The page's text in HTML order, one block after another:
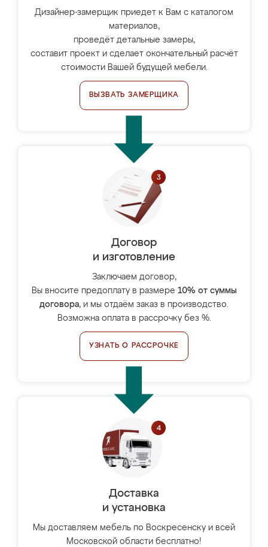
Дизайнер-замерщик приедет к Вам с каталогом
материалов,
проведёт детальные замеры,
составит проект и сделает окончательный расчёт
стоимости Вашей будущей мебели.
ВЫЗВАТЬ ЗАМЕРЩИКА
Договор
и изготовление
Заключаем договор,
Вы вносите предоплату в размере 10% от суммы
договора, и мы отдаём заказ в производство.
Возможна оплата в рассрочку без %.
УЗНАТЬ О РАССРОЧКЕ
Доставка
и установка
Мы доставляем мебель по Воскресенску и всей
Московской области бесплатно!